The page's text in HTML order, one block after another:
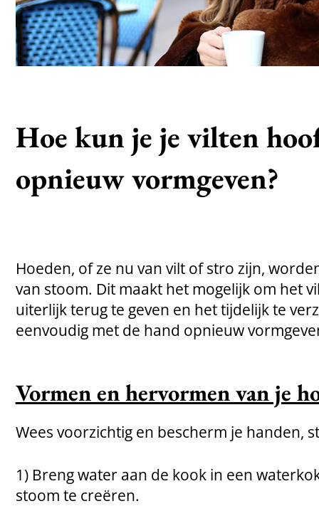
Hoe kun je je vilten
opnieuw vormgeven?
Hoeden, of ze nu van vilt of stro zijn,
van stoom. Dit maakt het mogelijk om het
uiterlijk terug te geven en het tijdelijk te
eenvoudig met de hand opnieuw
Vormen en hervormen van je
Wees voorzichtig en bescherm je handen,
1) Breng water aan de kook in een
stoom te creëren.